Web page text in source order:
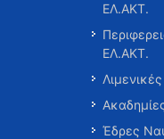
ΕΛ.ΑΚΤ.
ΕΛ.ΑΚΤ.
Έδρες